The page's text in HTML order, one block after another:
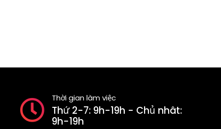
Thời gian làm việc
Thứ 2-7: 9h-19h - Chủ nhât:
9h-19h